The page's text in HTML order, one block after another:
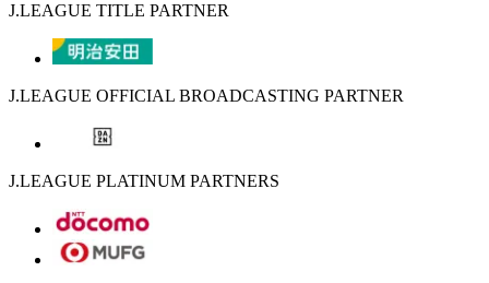
J.LEAGUE TITLE PARTNER
J.LEAGUE OFFICIAL BROADCASTING PARTNER
J.LEAGUE PLATINUM PARTNERS